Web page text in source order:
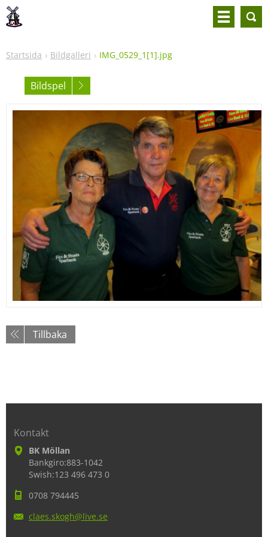
Startsida Bildgalleri IMG_0529_1[1].jpg
Bildspel
Tillbaka
Kontakt
BK Möllan
Bankgiro:883-1042
Swish:123 496 473 0
0708 794445
claes.skogh@live.se